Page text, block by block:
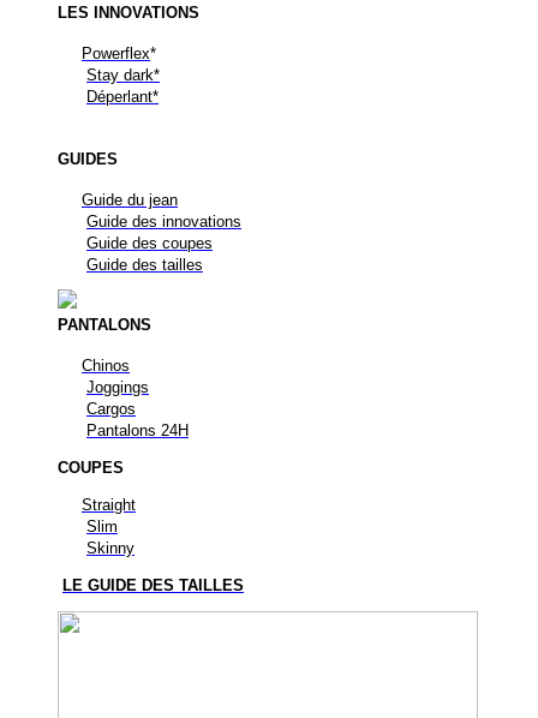
LES INNOVATIONS
Powerflex*
Stay dark*
Déperlant*
GUIDES
Guide du jean
Guide des innovations
Guide des coupes
Guide des tailles
PANTALONS
Chinos
Joggings
Cargos
Pantalons 24H
COUPES
Straight
Slim
Skinny
LE GUIDE DES TAILLES